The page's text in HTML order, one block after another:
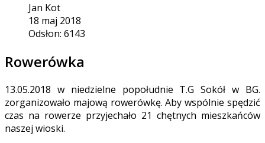
Jan Kot
18 maj 2018
Odsłon: 6143
Rowerówka
13.05.2018 w niedzielne popołudnie T.G Sokół w BG.
zorganizowało majową rowerówkę. Aby wspólnie spędzić
czas na rowerze przyjechało 21 chętnych mieszkańców
naszej wioski.